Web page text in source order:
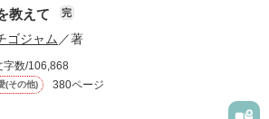
教えて 完
ゴジャム／著
字数/106,868
(その他) 380ページ